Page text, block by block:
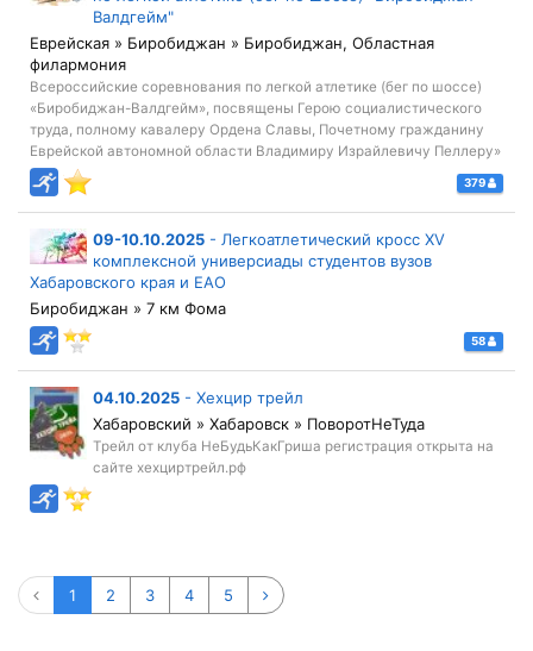
Валдгейм"
Еврейская » Биробиджан » Биробиджан, Областная
филармония
Всероссийские соревнования по легкой атлетике (бег по шоссе)
«Биробиджан-Валдгейм», посвящены Герою социалистического
труда, полному кавалеру Ордена Славы, Почетному гражданину
Еврейской автономной области Владимиру Израйлевичу Пеллеру»
379
09-10.10.2025 - Легкоатлетический кросс ХV
комплексной универсиады студентов вузов
Хабаровского края и ЕАО
Биробиджан » 7 км Фома
58
04.10.2025 - Хехцир трейл
Хабаровский » Хабаровск » ПоворотНеТуда
Трейл от клуба НеБудьКакГриша регистрация открыта на
сайте хехциртрейл.рф
1 2 3 4 5